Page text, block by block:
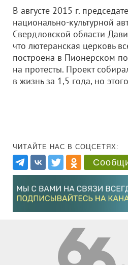
В августе 2015 г.
национально-культурной
Свердловской области
что лютеранская церковь
построена в Пионерском
на протесты. Проект
в жизнь за 1,5 года, но
ЧИТАЙТЕ НАС В СОЦСЕТЯХ: